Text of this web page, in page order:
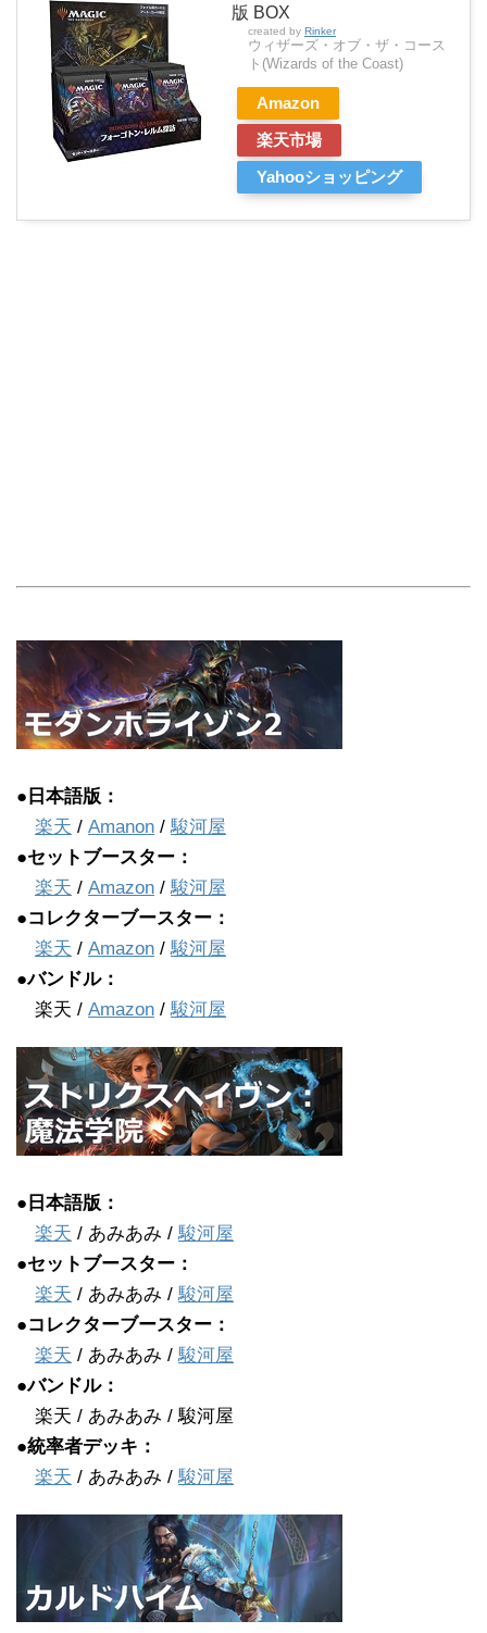
版 BOX
created by Rinker
ウィザーズ・オブ・ザ・コース
ト(Wizards of the Coast)
Amazon
楽天市場
Yahooショッピング
●日本語版：
楽天 / Amanon / 駿河屋
●セットブースター：
楽天 / Amazon / 駿河屋
●コレクターブースター：
楽天 / Amazon / 駿河屋
●バンドル：
楽天 / Amazon / 駿河屋
●日本語版：
楽天 / あみあみ / 駿河屋
●セットブースター：
楽天 / あみあみ / 駿河屋
●コレクターブースター：
楽天 / あみあみ / 駿河屋
●バンドル：
楽天 / あみあみ / 駿河屋
●統率者デッキ：
楽天 / あみあみ / 駿河屋